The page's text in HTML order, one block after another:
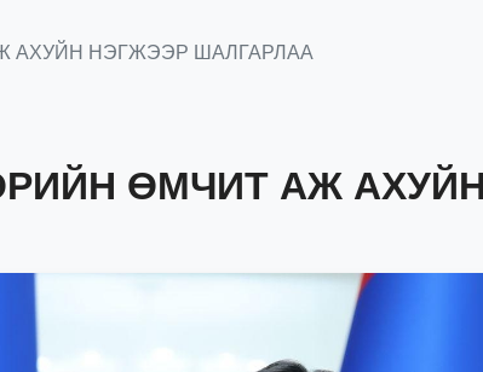
АХУЙН НЭГЖЭЭР ШАЛГАРЛАА
ӨМЧИТ АЖ АХУЙН